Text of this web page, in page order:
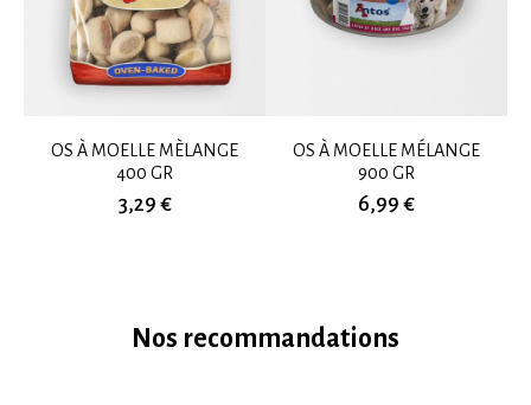
OS À MOELLE MÈLANGE
400 GR
3,29 €
OS À MOELLE MÉLANGE
900 GR
6,99 €
Nos recommandations